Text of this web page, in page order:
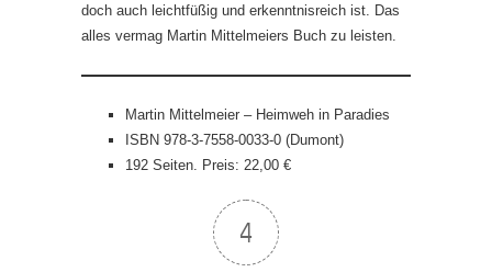
doch auch leichtfüßig und erkenntnisreich ist. Das
alles vermag Martin Mittelmeiers Buch zu leisten.
Martin Mittelmeier – Heimweh in Paradies
ISBN 978-3-7558-0033-0 (Dumont)
192 Seiten. Preis: 22,00 €
4